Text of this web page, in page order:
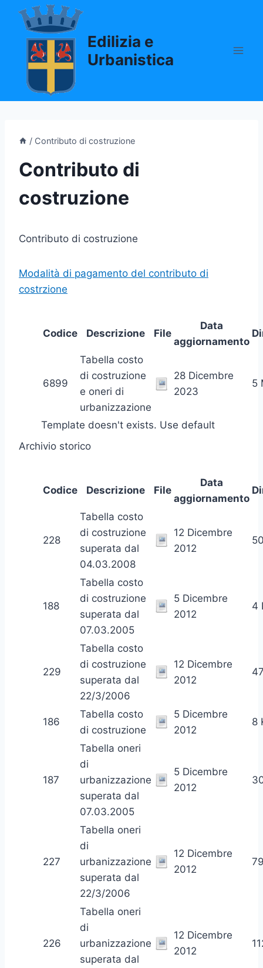
Salta
contenuto
Edilizia e
Urbanistica
/ Contributo di costruzione
Contributo di
costruzione
Contributo di costruzione
Modalità di pagamento del contributo di
costrzione
Codice Descrizione File
Data
aggiornamento
6899
Tabella costo
di costruzione
e oneri di
urbanizzazione
28 Dicembre
2023
5
Template doesn't exists. Use default
Archivio storico
Codice Descrizione File
Data
aggiornamento
228
Tabella costo
di costruzione
superata dal
04.03.2008
12 Dicembre
2012
188
Tabella costo
di costruzione
superata dal
07.03.2005
5 Dicembre
2012
4
229
Tabella costo
di costruzione
superata dal
22/3/2006
12 Dicembre
2012
186
Tabella costo
di costruzione
5 Dicembre
2012
8
187
Tabella oneri
di
urbanizzazione
superata dal
07.03.2005
5 Dicembre
2012
227
Tabella oneri
di
urbanizzazione
superata dal
22/3/2006
12 Dicembre
2012
226
Tabella oneri
di
urbanizzazione
superata dal
12 Dicembre
2012